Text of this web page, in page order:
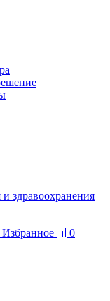
здравоохранения
Избранное
0